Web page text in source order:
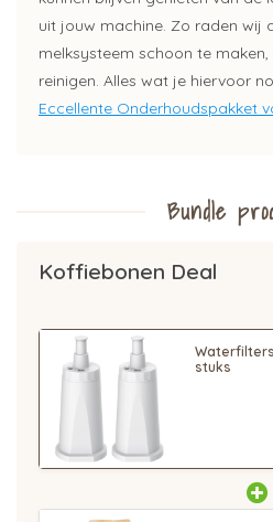
uit jouw machine. Zo raden wij
melksysteem schoon te
reinigen. Alles wat je hiervoor
Eccellente Onderhoudspakket
Bundle
Koffiebonen Deal
Waterfilters
stuks